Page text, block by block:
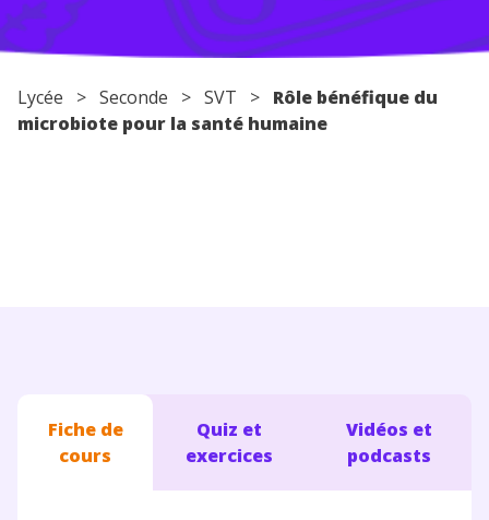
Conseils pour les parents
Lycée > Seconde > SVT > Rôle bénéfique du
microbiote pour la santé humaine
Fiche de
cours
Quiz et
exercices
Vidéos et
podcasts